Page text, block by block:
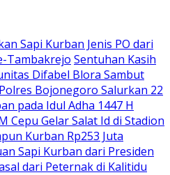
Sapi Kurban Jenis PO dari
Tambakrejo Sentuhan Kasih
Difabel Blora Sambut
Polres Bojonegoro Salurkan 22
pada Idul Adha 1447 H
Cepu Gelar Salat Id di Stadion
Kurban Rp253 Juta
Sapi Kurban dari Presiden
dari Peternak di Kalitidu